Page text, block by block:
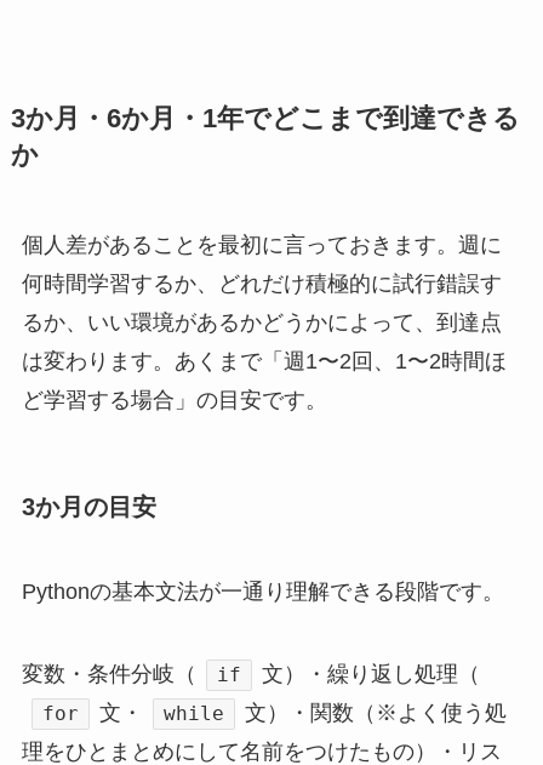
3か月・6か月・1年でどこまで到達できる
か
個人差があることを最初に言っておきます。週に
何時間学習するか、どれだけ積極的に試行錯誤す
るか、いい環境があるかどうかによって、到達点
は変わります。あくまで「週1〜2回、1〜2時間ほ
ど学習する場合」の目安です。
3か月の目安
Pythonの基本文法が一通り理解できる段階です。
変数・条件分岐（ if 文）・繰り返し処理（
for 文・ while
文）・関数（※よく使う処
理をひとまとめにして名前をつけたもの）・リス